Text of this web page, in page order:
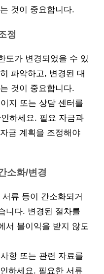
것이 중요합니다.
정
도가 변경되었을 수 있
파악하고, 변경된 대
것이 중요합니다.
지 또는 상담 센터를
하세요. 필요 자금과
금 계획을 조정해야
소화/변경
류 등이 간소화되거
니다. 변경된 절차를
서 불이익을 받지 않도
항 또는 관련 자료를
하세요. 필요한 서류